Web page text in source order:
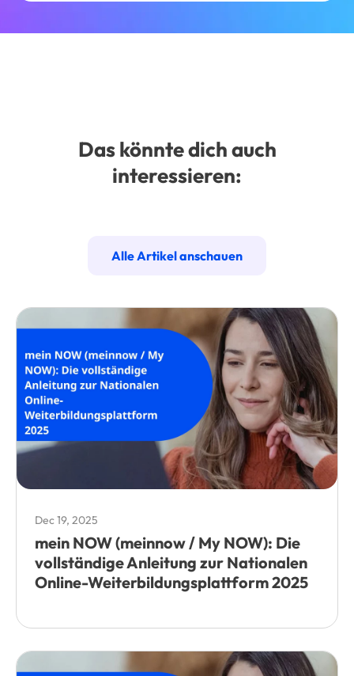
Das könnte dich auch
interessieren:
Alle Artikel anschauen
Dec 19, 2025
mein NOW (meinnow / My NOW): Die
vollständige Anleitung zur Nationalen
Online-Weiterbildungsplattform 2025